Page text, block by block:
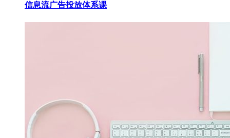
信息流广告投放体系课